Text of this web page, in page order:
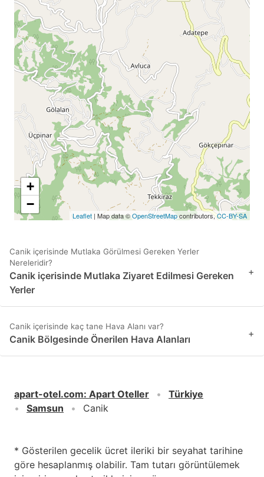
+
−
Leaflet | Map data ©OpenStreetMapcontributors,CC-BY-SA
Canik içerisinde Mutlaka Görülmesi Gereken Yerler
Nereleridir?
Canik içerisinde Mutlaka Ziyaret Edilmesi Gereken
Yerler
+
Canik içerisinde kaç tane Hava Alanı var?
Canik Bölgesinde Önerilen Hava Alanları +
apart-otel.com: Apart Oteller
Türkiye
Samsun
Canik
* Gösterilen gecelik ücret ileriki bir seyahat tarihine
göre hesaplanmış olabilir. Tam tutarı görüntülemek